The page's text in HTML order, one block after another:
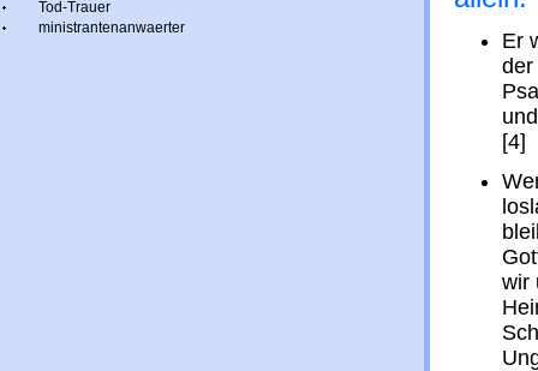
Tod-Trauer
ministrantenanwaerter
Er
der
[4]
wir